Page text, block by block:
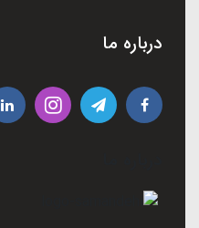
درباره ما